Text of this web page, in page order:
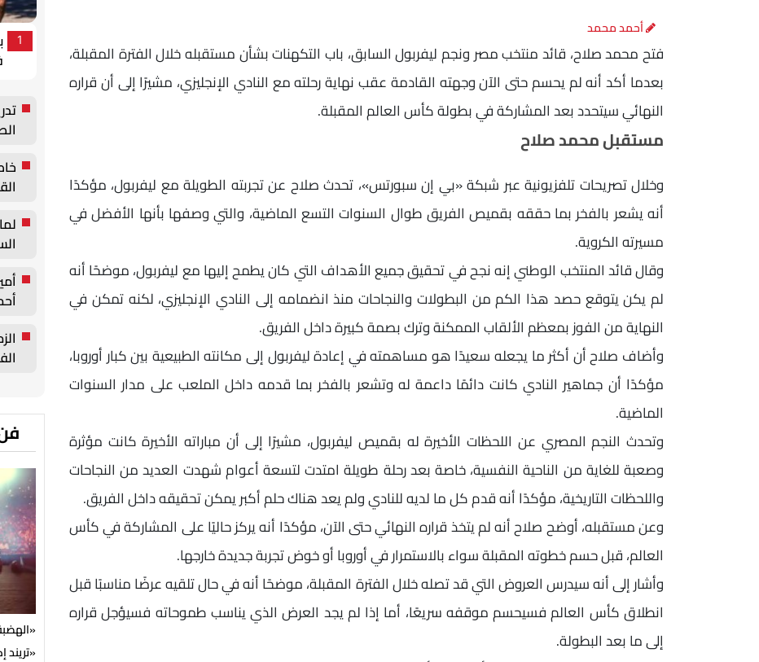
أحمد محمد
فتح محمد صلاح، قائد منتخب مصر ونجم ليفربول السابق، باب التكهنات بشأن مستقبله خلال الفترة المقبلة،
بعدما أكد أنه لم يحسم حتى الآن وجهته القادمة عقب نهاية رحلته مع النادي الإنجليزي، مشيرًا إلى أن قراره
النهائي سيتحدد بعد المشاركة في بطولة كأس العالم المقبلة.
مستقبل محمد صلاح
وخلال تصريحات تلفزيونية عبر شبكة «بي إن سبورتس»، تحدث صلاح عن تجربته الطويلة مع ليفربول، مؤكدًا
أنه يشعر بالفخر بما حققه بقميص الفريق طوال السنوات التسع الماضية، والتي وصفها بأنها الأفضل في
مسيرته الكروية.
وقال قائد المنتخب الوطني إنه نجح في تحقيق جميع الأهداف التي كان يطمح إليها مع ليفربول، موضحًا أنه
لم يكن يتوقع حصد هذا الكم من البطولات والنجاحات منذ انضمامه إلى النادي الإنجليزي، لكنه تمكن في
النهاية من الفوز بمعظم الألقاب الممكنة وترك بصمة كبيرة داخل الفريق.
وأضاف صلاح أن أكثر ما يجعله سعيدًا هو مساهمته في إعادة ليفربول إلى مكانته الطبيعية بين كبار أوروبا،
مؤكدًا أن جماهير النادي كانت دائمًا داعمة له وتشعر بالفخر بما قدمه داخل الملعب على مدار السنوات
الماضية.
وتحدث النجم المصري عن اللحظات الأخيرة له بقميص ليفربول، مشيرًا إلى أن مباراته الأخيرة كانت مؤثرة
وصعبة للغاية من الناحية النفسية، خاصة بعد رحلة طويلة امتدت لتسعة أعوام شهدت العديد من النجاحات
واللحظات التاريخية، مؤكدًا أنه قدم كل ما لديه للنادي ولم يعد هناك حلم أكبر يمكن تحقيقه داخل الفريق.
وعن مستقبله، أوضح صلاح أنه لم يتخذ قراره النهائي حتى الآن، مؤكدًا أنه يركز حاليًا على المشاركة في كأس
العالم، قبل حسم خطوته المقبلة سواء بالاستمرار في أوروبا أو خوض تجربة جديدة خارجها.
وأشار إلى أنه سيدرس العروض التي قد تصله خلال الفترة المقبلة، موضحًا أنه في حال تلقيه عرضًا مناسبًا قبل
انطلاق كأس العالم فسيحسم موقفه سريعًا، أما إذا لم يجد العرض الذي يناسب طموحاته فسيؤجل قراره
إلى ما بعد البطولة.
1